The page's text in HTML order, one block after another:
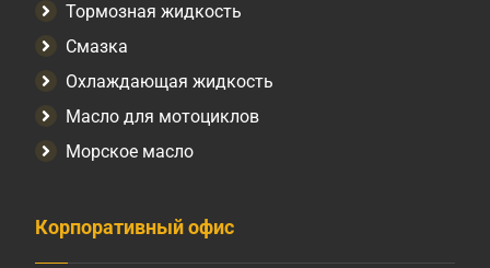
Тормозная жидкость
Смазка
Охлаждающая жидкость
Масло для мотоциклов
Морское масло
Корпоративный офис